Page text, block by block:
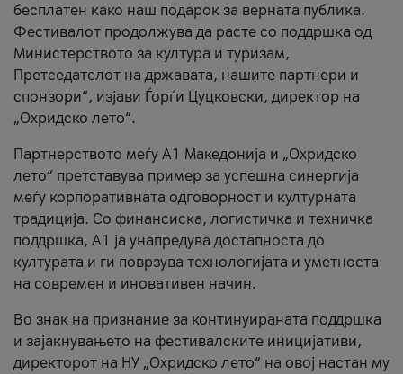
бесплатен како наш подарок за верната публика.
Фестивалот продолжува да расте со поддршка од
Министерството за култура и туризам,
Претседателот на државата, нашите партнери и
спонзори“, изјави Ѓорѓи Цуцковски, директор на
„Охридско лето“.
Партнерството меѓу A1 Македонија и „Охридско
лето“ претставува пример за успешна синергија
меѓу корпоративната одговорност и културната
традиција. Со финансиска, логистичка и техничка
поддршка, A1 ја унапредува достапноста до
културата и ги поврзува технологијата и уметноста
на современ и иновативен начин.
Во знак на признание за континуираната поддршка
и зајакнувањето на фестивалските иницијативи,
директорот на НУ „Охридско лето“ на овој настан му